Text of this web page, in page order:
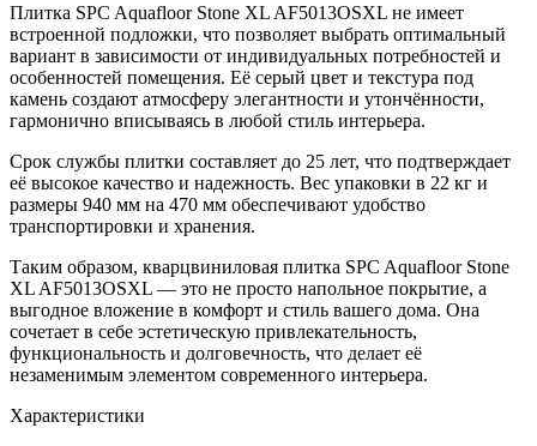
Плитка SPC Aquafloor Stone XL AF5013OSXL не имеет
встроенной подложки, что позволяет выбрать оптимальный
вариант в зависимости от индивидуальных потребностей и
особенностей помещения. Её серый цвет и текстура под
камень создают атмосферу элегантности и утончённости,
гармонично вписываясь в любой стиль интерьера.
Срок службы плитки составляет до 25 лет, что подтверждает
её высокое качество и надежность. Вес упаковки в 22 кг и
размеры 940 мм на 470 мм обеспечивают удобство
транспортировки и хранения.
Таким образом, кварцвиниловая плитка SPC Aquafloor Stone
XL AF5013OSXL — это не просто напольное покрытие, а
выгодное вложение в комфорт и стиль вашего дома. Она
сочетает в себе эстетическую привлекательность,
функциональность и долговечность, что делает её
незаменимым элементом современного интерьера.
Характеристики